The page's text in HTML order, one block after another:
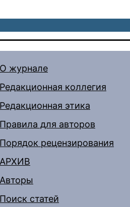
О журнале
Редакционная коллегия
Редакционная этика
Правила для авторов
Порядок рецензирования
АРХИВ
Авторы
Поиск статей